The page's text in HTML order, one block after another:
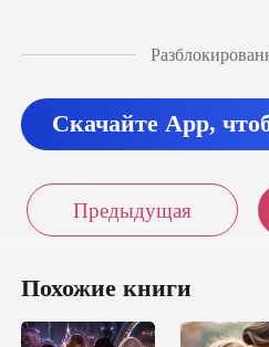
Скачайте App,
Предыдущая
Похожие книги